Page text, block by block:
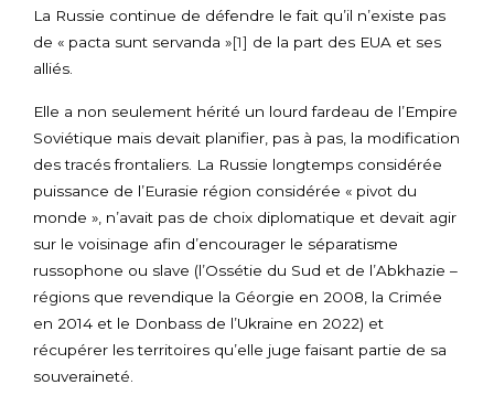
La Russie continue de défendre le fait qu’il n’existe pas
de « pacta sunt servanda »[1] de la part des EUA et ses
alliés.
Elle a non seulement hérité un lourd fardeau de l’Empire
Soviétique mais devait planifier, pas à pas, la modification
des tracés frontaliers. La Russie longtemps considérée
puissance de l’Eurasie région considérée « pivot du
monde », n’avait pas de choix diplomatique et devait agir
sur le voisinage afin d’encourager le séparatisme
russophone ou slave (l’Ossétie du Sud et de l’Abkhazie –
régions que revendique la Géorgie en 2008, la Crimée
en 2014 et le Donbass de l’Ukraine en 2022) et
récupérer les territoires qu’elle juge faisant partie de sa
souveraineté.